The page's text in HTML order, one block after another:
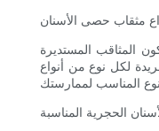
مثقاب حصى الأسنان
المثاقب المستديرة
لكل نوع من أنواع
الحجرية المناسبة